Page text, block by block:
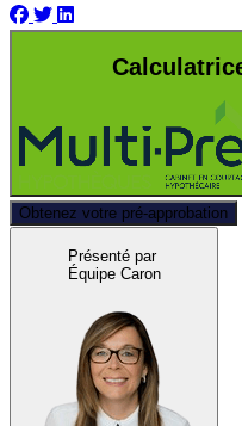
Obtenez votre pré-approbation
Présenté par
Équipe Caron